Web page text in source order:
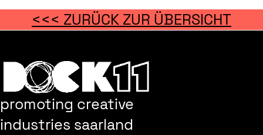
<<< ZURÜCK ZUR ÜBERSICHT
promoting creative
industries saarland